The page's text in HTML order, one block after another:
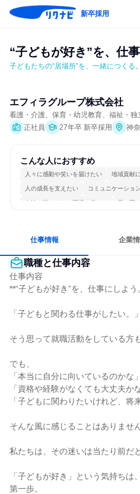
新卒採用
“子どもが好き”を、仕事
子どもたちの“居場所”を、一緒につくる。
エフィラグループ株式会社
看護・介護、保育・幼児教育、福祉・
正社員
27年卒 新卒採用 神
こんな人におすすめ
人々に感動や笑いを届けたい 地域貢献
人の成長を支えたい コミュニケーショ
女性が働きやすい環境で働ける 長く同
仕事情報 企業
職種と仕事内容
仕事内容
**“子どもが好き”を、仕事にしよう
「子どもと関わる仕事がしたい。」
そう思って就職活動をしている方
でも、
「本当に自分に向いているのかな」
「資格や経験がなくても大丈夫かな
「子どもに関わりたいけれど、将
そんな風に感じることはありませ
私たちは、その迷いは当たり前だ
「子どもが好き」という気持ち
第一歩。